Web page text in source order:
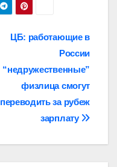
ЦБ: работающие в
России
“недружественные”
физлица смогут
переводить за рубеж
зарплату